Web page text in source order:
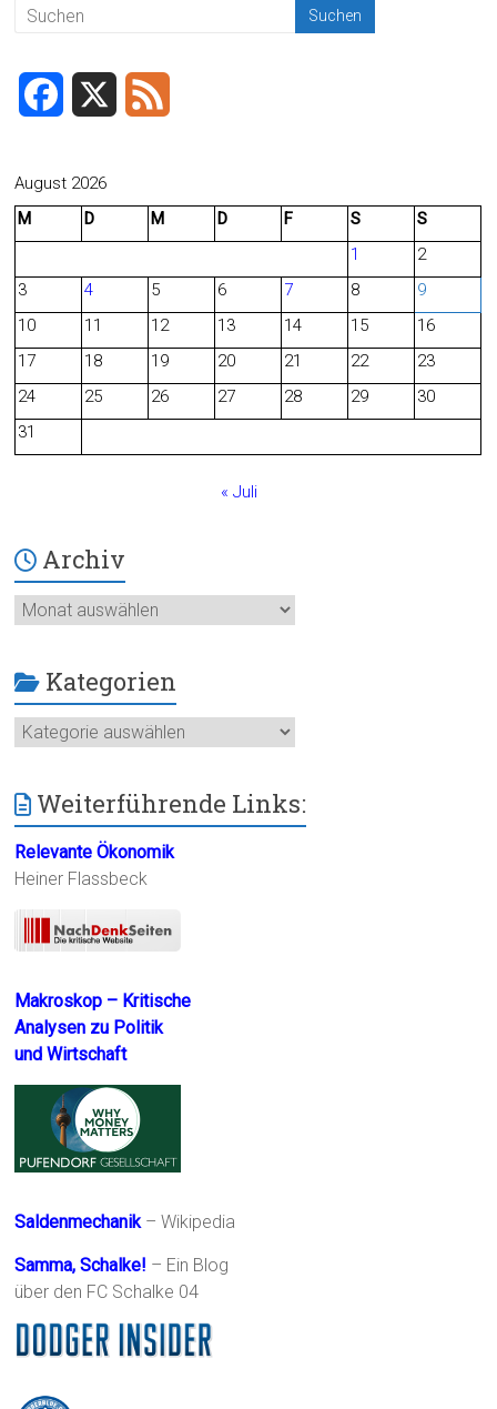
c
b
o
August 2026
M
D M D F S
S
1
2
3
4 5 6 7 8
9
10
11 12 13 14 15
16
17
18 19 20 21 22
23
24
25 26 27 28 29
30
31
« Juli
Archiv
Archiv
Kategorien
Kategorien
Weiterführende Links:
Relevante Ökonomik
Heiner Flassbeck
Makroskop – Kritische
Analysen zu Politik
und Wirtschaft
Saldenmechanik– Wikipedia
Samma, Schalke! – Ein Blog
über den FC Schalke 04